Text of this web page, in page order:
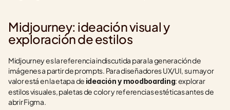
Midjourney: ideación visual y
exploración de estilos
Midjourney es la referencia indiscutida para la generación de
imágenes a partir de prompts. Para diseñadores UX/UI, su mayor
valor está en la etapa de ideación y moodboarding: explorar
estilos visuales, paletas de color y referencias estéticas antes de
abrir Figma.